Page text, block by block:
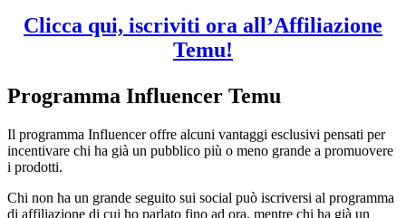
Clicca qui, iscriviti ora all’Affiliazione
Temu!
Programma Influencer Temu
Il programma Influencer offre alcuni vantaggi esclusivi pensati per
incentivare chi ha già un pubblico più o meno grande a promuovere
i prodotti.
Chi non ha un grande seguito sui social può iscriversi al programma
di affiliazione di cui ho parlato fino ad ora, mentre chi ha già un